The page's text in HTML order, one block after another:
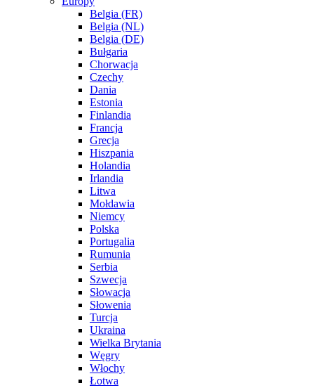
Belgia (FR)
Belgia (NL)
Belgia (DE)
Bułgaria
Chorwacja
Czechy
Dania
Estonia
Finlandia
Francja
Grecja
Hiszpania
Holandia
Irlandia
Litwa
Mołdawia
Niemcy
Polska
Portugalia
Rumunia
Serbia
Szwecja
Słowacja
Słowenia
Turcja
Ukraina
Wielka Brytania
Węgry
Włochy
Łotwa